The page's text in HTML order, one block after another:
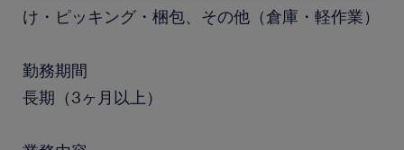
け・ピッキング・梱包、その他（倉庫・軽作業）
勤務期間
長期（3ヶ月以上）